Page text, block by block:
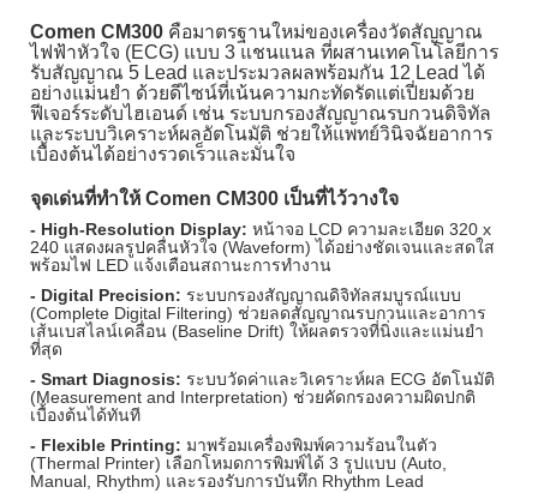
Comen CM300 คือมาตรฐานใหม่ของเครื่องวัดสัญญาณ
ไฟฟ้าหัวใจ (ECG) แบบ 3 แชนแนล ที่ผสานเทคโนโลยีการ
รับสัญญาณ 5 Lead และประมวลผลพร้อมกัน 12 Lead ได้
อย่างแม่นยำ ด้วยดีไซน์ที่เน้นความกะทัดรัดแต่เปี่ยมด้วย
ฟีเจอร์ระดับไฮเอนด์ เช่น ระบบกรองสัญญาณรบกวนดิจิทัล
และระบบวิเคราะห์ผลอัตโนมัติ ช่วยให้แพทย์วินิจฉัยอาการ
เบื้องต้นได้อย่างรวดเร็วและมั่นใจ
จุดเด่นที่ทำให้ Comen CM300 เป็นที่ไว้วางใจ
- High-Resolution Display: หน้าจอ LCD ความละเอียด 320 x
240 แสดงผลรูปคลื่นหัวใจ (Waveform) ได้อย่างชัดเจนและสดใส
พร้อมไฟ LED แจ้งเตือนสถานะการทำงาน
- Digital Precision: ระบบกรองสัญญาณดิจิทัลสมบูรณ์แบบ
(Complete Digital Filtering) ช่วยลดสัญญาณรบกวนและอาการ
เส้นเบสไลน์เคลื่อน (Baseline Drift) ให้ผลตรวจที่นิ่งและแม่นยำ
ที่สุด
- Smart Diagnosis: ระบบวัดค่าและวิเคราะห์ผล ECG อัตโนมัติ
(Measurement and Interpretation) ช่วยคัดกรองความผิดปกติ
เบื้องต้นได้ทันที
- Flexible Printing: มาพร้อมเครื่องพิมพ์ความร้อนในตัว
(Thermal Printer) เลือกโหมดการพิมพ์ได้ 3 รูปแบบ (Auto,
Manual, Rhythm) และรองรับการบันทึก Rhythm Lead